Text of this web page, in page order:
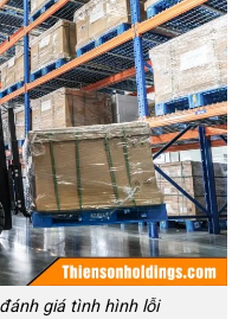
giá tình hình lỗi